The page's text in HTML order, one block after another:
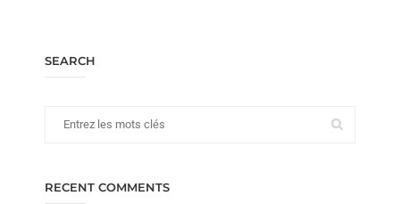
SEARCH
RECENT COMMENTS